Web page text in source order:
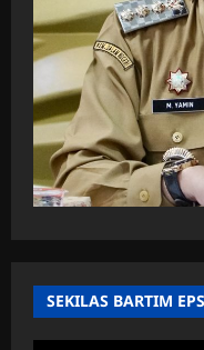
SEKILAS BARTIM